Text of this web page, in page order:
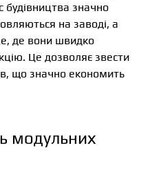
значно
на заводі, а
де вони швидко
Це дозволяє звести
що значно економить
модульних